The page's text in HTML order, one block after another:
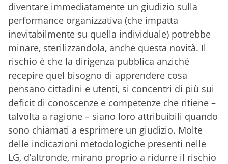
diventare immediatamente un giudizio sulla
performance organizzativa (che impatta
inevitabilmente su quella individuale) potrebbe
minare, sterilizzandola, anche questa novità. Il
rischio è che la dirigenza pubblica anziché
recepire quel bisogno di apprendere cosa
pensano cittadini e utenti, si concentri di più sui
deficit di conoscenze e competenze che ritiene –
talvolta a ragione – siano loro attribuibili quando
sono chiamati a esprimere un giudizio. Molte
delle indicazioni metodologiche presenti nelle
LG, d’altronde, mirano proprio a ridurre il rischio